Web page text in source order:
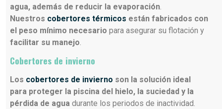
agua, además de reducir la evaporación.
Nuestros cobertores térmicos están fabricados con
el peso mínimo necesario para asegurar su flotación y
facilitar su manejo.
Cobertores de invierno
Los cobertores de invierno son la solución ideal
para proteger la piscina del hielo, la suciedad y la
pérdida de agua durante los periodos de inactividad.